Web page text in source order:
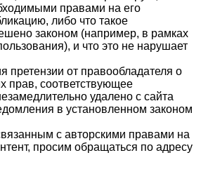
правами на его
либо что такое
законом (например, в рамках
и что это не нарушает
претензии от правообладателя о
прав, соответствующее
удалено с сайта
в установленном законом
с авторскими правами на
просим обращаться по адресу